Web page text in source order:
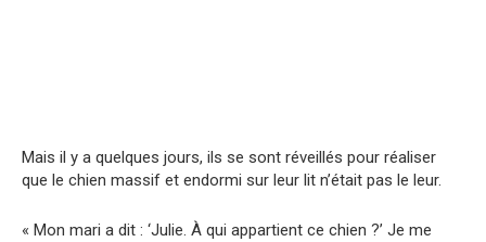
Mais il y a quelques jours, ils se sont réveillés pour réaliser
que le chien massif et endormi sur leur lit n’était pas le leur.
« Mon mari a dit : ‘Julie. À qui appartient ce chien ?’ Je me